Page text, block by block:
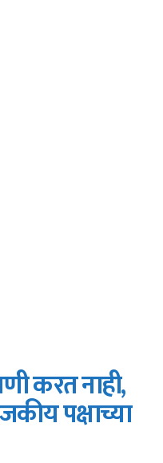
करत नाही,
पक्षाच्या